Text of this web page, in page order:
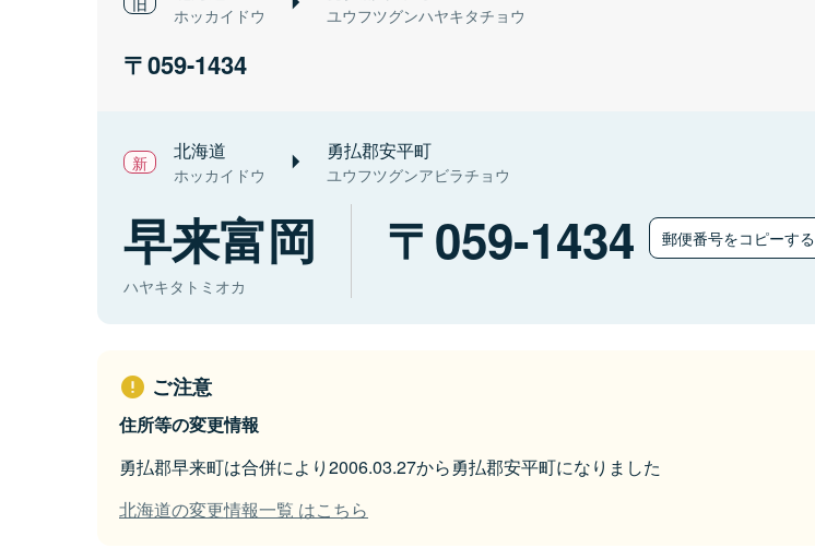
ホッカイドウ ユウフツグンハヤキタチョウ
059-1434
北海道
ホッカイドウ
勇払郡安平町
ユウフツグンアビラチョウ
早来富岡
ハヤキタトミオカ
059-1434 郵便番号をコピーする
ご注意
住所等の変更情報
勇払郡早来町は合併により2006.03.27から勇払郡安平町になりました
北海道の変更情報一覧 はこちら